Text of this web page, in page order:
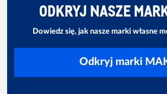
ODKRYJ NASZE
Dowiedz się, jak nasze marki własne
Odkryj marki